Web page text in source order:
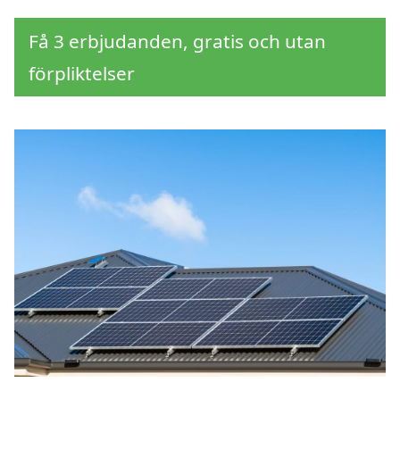
Få 3 erbjudanden, gratis och utan
förpliktelser